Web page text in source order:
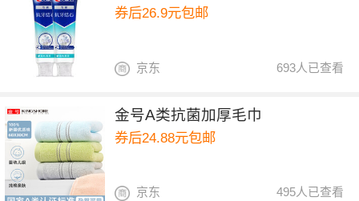
券后26.9元包邮
693人已查看
京东
金号A类抗菌加厚毛巾
券后24.88元包邮
495人已查看
京东